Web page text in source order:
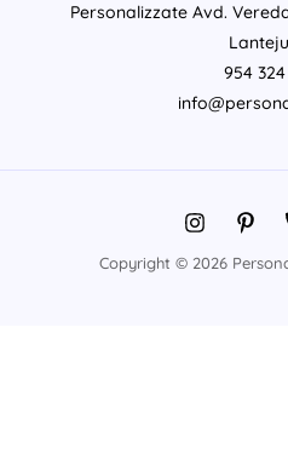
Personalizzate Avd.
954
Copyright © 2026